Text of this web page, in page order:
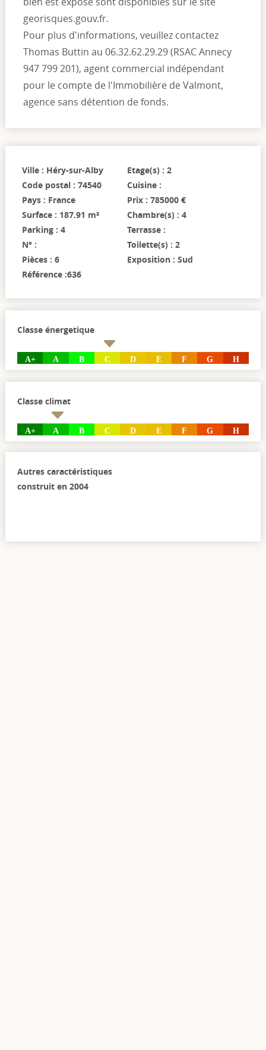
georisques.gouv.fr.
Pour plus d'informations, veuillez contactez
Thomas Buttin au 06.32.62.29.29 (RSAC Annecy
947 799 201), agent commercial indépendant
pour le compte de l'Immobilière de Valmont,
agence sans détention de fonds.
Ville : Héry-sur-Alby
Code postal : 74540
Pays : France
Surface : 187.91 m²
Parking : 4
N° :
Pièces : 6
Référence :636
Etage(s) : 2
Cuisine :
Prix : 785000 €
Chambre(s) : 4
Terrasse :
Toilette(s) : 2
Exposition : Sud
Classe énergetique
A+ A B C D E F G H
Classe climat
A+ A B C D E F G H
Autres caractéristiques
construit en 2004